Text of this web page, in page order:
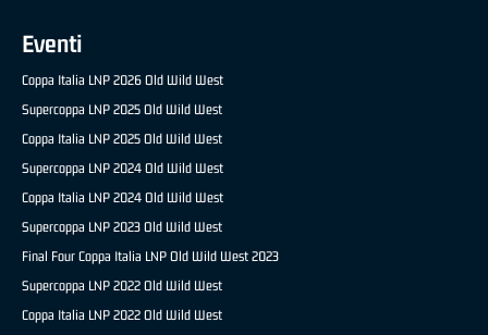
Eventi
Coppa Italia LNP 2026 Old Wild West
Supercoppa LNP 2025 Old Wild West
Coppa Italia LNP 2025 Old Wild West
Supercoppa LNP 2024 Old Wild West
Coppa Italia LNP 2024 Old Wild West
Supercoppa LNP 2023 Old Wild West
Final Four Coppa Italia LNP Old Wild West 2023
Supercoppa LNP 2022 Old Wild West
Coppa Italia LNP 2022 Old Wild West